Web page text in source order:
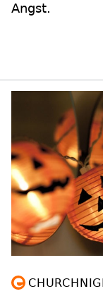
Angst.